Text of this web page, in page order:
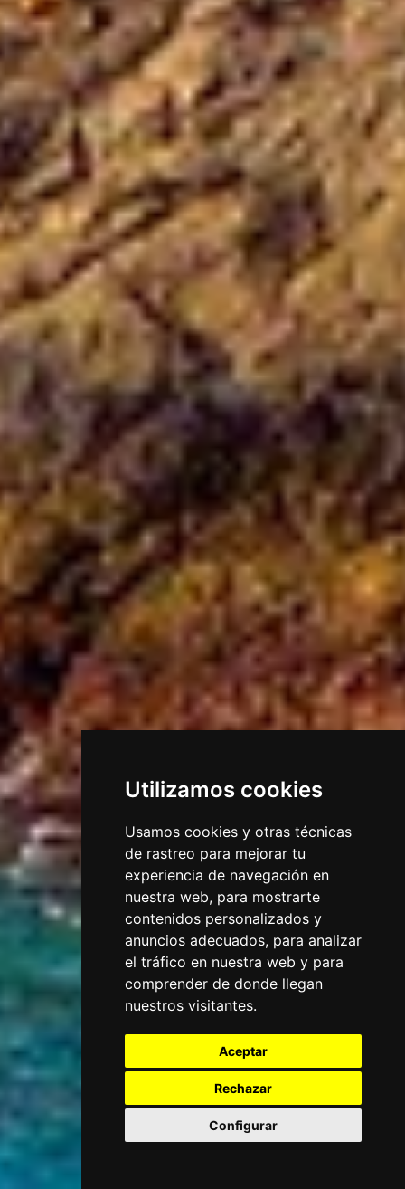
Utilizamos cookies
Usamos cookies y otras técnicas
de rastreo para mejorar tu
experiencia de navegación en
nuestra web, para mostrarte
contenidos personalizados y
anuncios adecuados, para analizar
el tráfico en nuestra web y para
comprender de donde llegan
nuestros visitantes.
Aceptar
Rechazar
Configurar